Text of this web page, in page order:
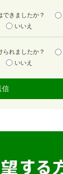
できましたか？
いいえ
られましたか？
いいえ